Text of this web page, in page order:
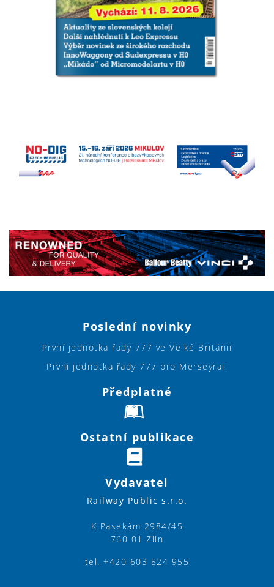
Poslední novinky
První jednotka řady 777 ve Velké Británii
První jednotka řady 777 pro Merseyrail
Předplatné
Ostatní publikace
Vydavatel
Railway Public s.r.o.
K Pasekám 2984/45
760 01 Zlín
tel. +420 603 824 955